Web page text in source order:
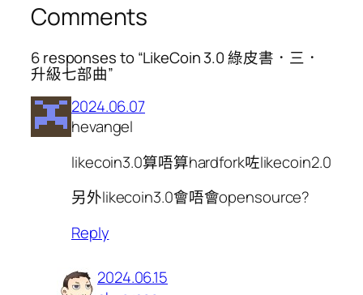
Comments
6 responses to “LikeCoin 3.0 綠皮書．三．
升級七部曲”
2024.06.07
hevangel
likecoin3.0算唔算hardfork咗likecoin2.0
另外likecoin3.0會唔會opensource?
Reply
2024.06.15